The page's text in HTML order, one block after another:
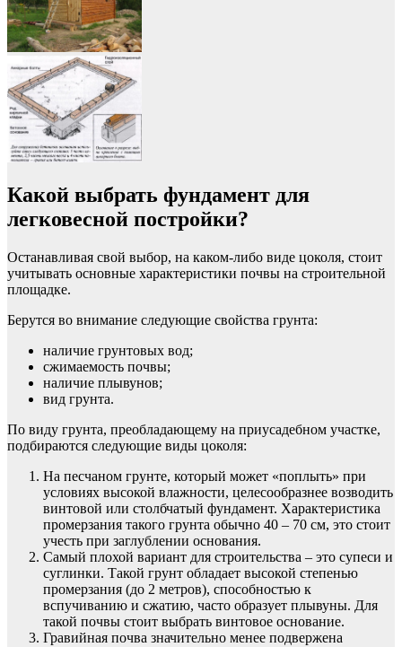
Какой выбрать фундамент для
легковесной постройки?
Останавливая свой выбор, на каком-либо виде цоколя, стоит
учитывать основные характеристики почвы на строительной
площадке.
Берутся во внимание следующие свойства грунта:
наличие грунтовых вод;
сжимаемость почвы;
наличие плывунов;
вид грунта.
По виду грунта, преобладающему на приусадебном участке,
подбираются следующие виды цоколя:
На песчаном грунте, который может «поплыть» при
условиях высокой влажности, целесообразнее возводить
винтовой или столбчатый фундамент. Характеристика
промерзания такого грунта обычно 40 – 70 см, это стоит
учесть при заглублении основания.
Самый плохой вариант для строительства – это супеси и
суглинки. Такой грунт обладает высокой степенью
промерзания (до 2 метров), способностью к
вспучиванию и сжатию, часто образует плывуны. Для
такой почвы стоит выбрать винтовое основание.
Гравийная почва значительно менее подвержена